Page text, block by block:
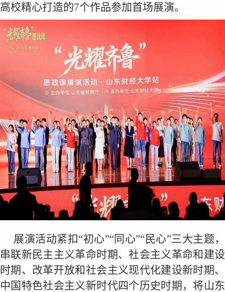
高校精心打造的7个作品参加首场展演。
展演活动紧扣“初心”“同心”“民心”三大主题，
串联新民主主义革命时期、社会主义革命和建设
时期、改革开放和社会主义现代化建设新时期、
中国特色社会主义新时代四个历史时期，将山东